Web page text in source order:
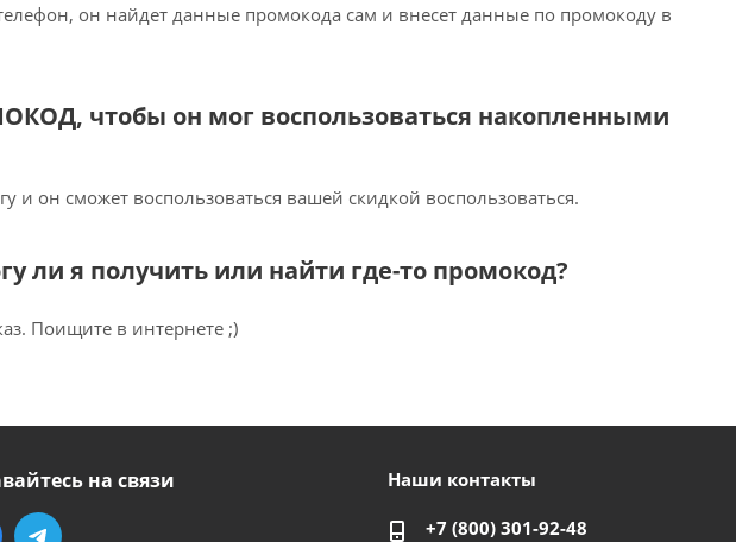
он найдет данные промокода сам и внесет данные по промокоду в
чтобы он мог воспользоваться накопленными
и он сможет воспользоваться вашей скидкой воспользоваться.
ли я получить или найти где-то промокод?
Поищите в интернете ;)
на связи Наши контакты
+7 (800) 301-92-48